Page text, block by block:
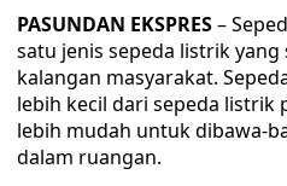
PASUNDAN EKSPRES–
satu jenis sepeda listrik
kalangan masyarakat.
lebih kecil dari sepeda listrik
lebih mudah untuk dibawa-
dalam ruangan.